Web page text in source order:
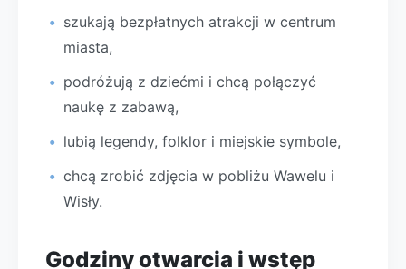
szukają bezpłatnych atrakcji w centrum
miasta,
podróżują z dziećmi i chcą połączyć
naukę z zabawą,
lubią legendy, folklor i miejskie symbole,
chcą zrobić zdjęcia w pobliżu Wawelu i
Wisły.
Godziny otwarcia i wstęp